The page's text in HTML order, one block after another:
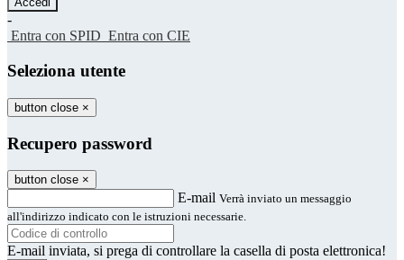
-
Entra con SPID Entra con CIE
Seleziona utente
button close ×
Recupero password
button close ×
E-mail Verrà inviato un messaggio
all'indirizzo indicato con le istruzioni necessarie.
E-mail inviata, si prega di controllare la casella di posta elettronica!